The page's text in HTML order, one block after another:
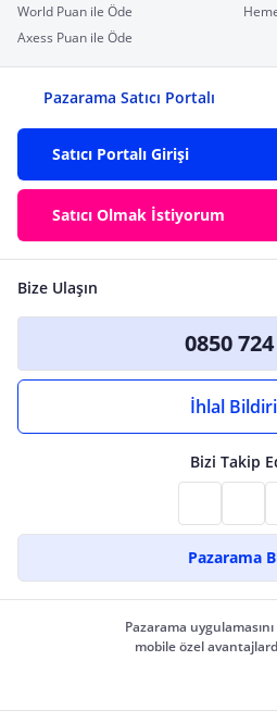
World Puan ile Öde
Axess Puan ile Öde
Pazarama Satıcı Portalı
Satıcı Portalı Girişi
Satıcı Olmak İstiyorum
Bize Ulaşın
0850
İhlal
Bizi Takip
Pazarama
Pazarama
mobile özel